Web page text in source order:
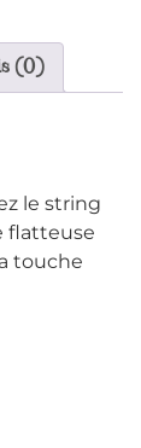
(0)
le string
flatteuse
touche